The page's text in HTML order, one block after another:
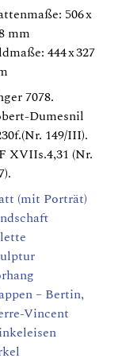
506 x
mm
444 x 327
7078.
Dumesnil
149/III).
XVIIs.4,31 (Nr.
(mit Porträt)
– Bertin,
Vincent